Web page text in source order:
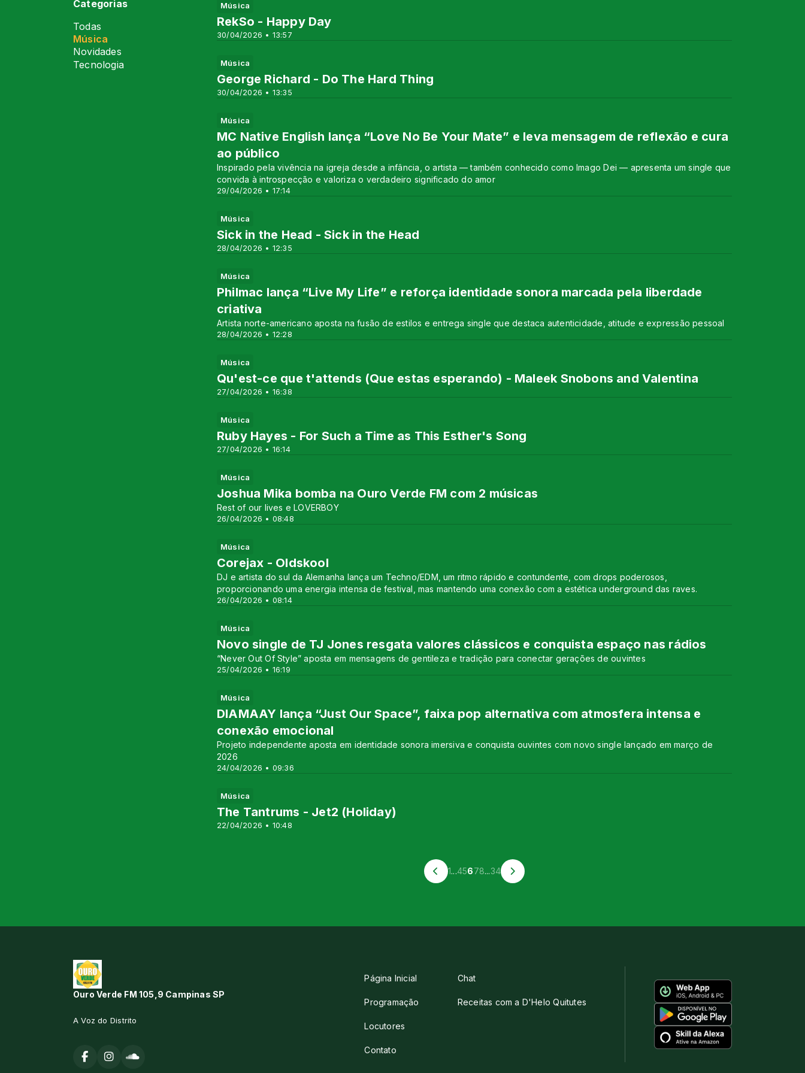
Categorias
Todas
Música
Novidades
Tecnologia
Música
30/04/2026 • 13:57
RekSo - Happy Day
Música
30/04/2026 • 13:35
George Richard - Do The Hard Thing
Música
29/04/2026 • 17:14
MC Native English lança “Love No Be Your Mate” e leva mensagem de reflexão e cura
ao público
Inspirado pela vivência na igreja desde a infância, o artista — também conhecido como Imago Dei — apresenta um single que
convida à introspecção e valoriza o verdadeiro significado do amor
Música
28/04/2026 • 12:35
Sick in the Head - Sick in the Head
Música
28/04/2026 • 12:28
Philmac lança “Live My Life” e reforça identidade sonora marcada pela liberdade
criativa
Artista norte-americano aposta na fusão de estilos e entrega single que destaca autenticidade, atitude e expressão pessoal
Música
27/04/2026 • 16:38
Qu'est-ce que t'attends (Que estas esperando) - Maleek Snobons and Valentina
Música
27/04/2026 • 16:14
Ruby Hayes - For Such a Time as This Esther's Song
Música
26/04/2026 • 08:48
Joshua Mika bomba na Ouro Verde FM com 2 músicas
Rest of our lives e LOVERBOY
Música
26/04/2026 • 08:14
Corejax - Oldskool
DJ e artista do sul da Alemanha lança um Techno/EDM, um ritmo rápido e contundente, com drops poderosos,
proporcionando uma energia intensa de festival, mas mantendo uma conexão com a estética underground das raves.
Música
25/04/2026 • 16:19
Novo single de TJ Jones resgata valores clássicos e conquista espaço nas rádios
“Never Out Of Style” aposta em mensagens de gentileza e tradição para conectar gerações de ouvintes
Música
24/04/2026 • 09:36
DIAMAAY lança “Just Our Space”, faixa pop alternativa com atmosfera intensa e
conexão emocional
Projeto independente aposta em identidade sonora imersiva e conquista ouvintes com novo single lançado em março de
2026
Música
22/04/2026 • 10:48
The Tantrums - Jet2 (Holiday)
1...45678...34
Ouro Verde FM 105,9 Campinas SP
A Voz do Distrito
Página Inicial
Programação
Locutores
Contato
Chat
Receitas com a D'Helo Quitutes